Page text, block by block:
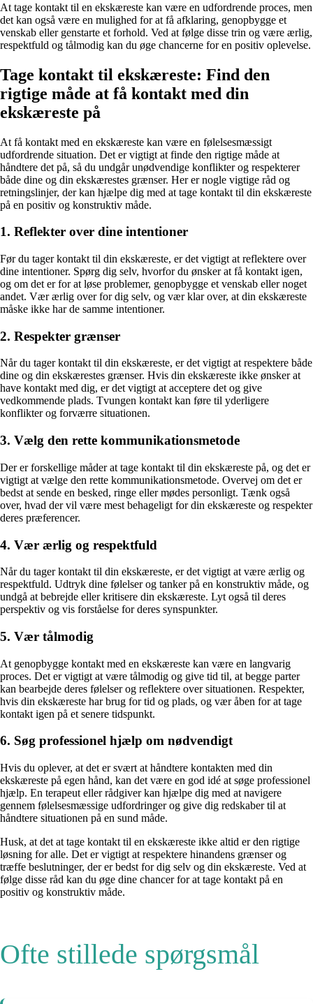
At tage kontakt til en ekskæreste kan være en udfordrende proces, men
det kan også være en mulighed for at få afklaring, genopbygge et
venskab eller genstarte et forhold. Ved at følge disse trin og være ærlig,
respektfuld og tålmodig kan du øge chancerne for en positiv oplevelse.
Tage kontakt til ekskæreste: Find den
rigtige måde at få kontakt med din
ekskæreste på
At få kontakt med en ekskæreste kan være en følelsesmæssigt
udfordrende situation. Det er vigtigt at finde den rigtige måde at
håndtere det på, så du undgår unødvendige konflikter og respekterer
både dine og din ekskærestes grænser. Her er nogle vigtige råd og
retningslinjer, der kan hjælpe dig med at tage kontakt til din ekskæreste
på en positiv og konstruktiv måde.
1. Reflekter over dine intentioner
Før du tager kontakt til din ekskæreste, er det vigtigt at reflektere over
dine intentioner. Spørg dig selv, hvorfor du ønsker at få kontakt igen,
og om det er for at løse problemer, genopbygge et venskab eller noget
andet. Vær ærlig over for dig selv, og vær klar over, at din ekskæreste
måske ikke har de samme intentioner.
2. Respekter grænser
Når du tager kontakt til din ekskæreste, er det vigtigt at respektere både
dine og din ekskærestes grænser. Hvis din ekskæreste ikke ønsker at
have kontakt med dig, er det vigtigt at acceptere det og give
vedkommende plads. Tvungen kontakt kan føre til yderligere
konflikter og forværre situationen.
3. Vælg den rette kommunikationsmetode
Der er forskellige måder at tage kontakt til din ekskæreste på, og det er
vigtigt at vælge den rette kommunikationsmetode. Overvej om det er
bedst at sende en besked, ringe eller mødes personligt. Tænk også
over, hvad der vil være mest behageligt for din ekskæreste og respekter
deres præferencer.
4. Vær ærlig og respektfuld
Når du tager kontakt til din ekskæreste, er det vigtigt at være ærlig og
respektfuld. Udtryk dine følelser og tanker på en konstruktiv måde, og
undgå at bebrejde eller kritisere din ekskæreste. Lyt også til deres
perspektiv og vis forståelse for deres synspunkter.
5. Vær tålmodig
At genopbygge kontakt med en ekskæreste kan være en langvarig
proces. Det er vigtigt at være tålmodig og give tid til, at begge parter
kan bearbejde deres følelser og reflektere over situationen. Respekter,
hvis din ekskæreste har brug for tid og plads, og vær åben for at tage
kontakt igen på et senere tidspunkt.
6. Søg professionel hjælp om nødvendigt
Hvis du oplever, at det er svært at håndtere kontakten med din
ekskæreste på egen hånd, kan det være en god idé at søge professionel
hjælp. En terapeut eller rådgiver kan hjælpe dig med at navigere
gennem følelsesmæssige udfordringer og give dig redskaber til at
håndtere situationen på en sund måde.
Husk, at det at tage kontakt til en ekskæreste ikke altid er den rigtige
løsning for alle. Det er vigtigt at respektere hinandens grænser og
træffe beslutninger, der er bedst for dig selv og din ekskæreste. Ved at
følge disse råd kan du øge dine chancer for at tage kontakt på en
positiv og konstruktiv måde.
Ofte stillede spørgsmål